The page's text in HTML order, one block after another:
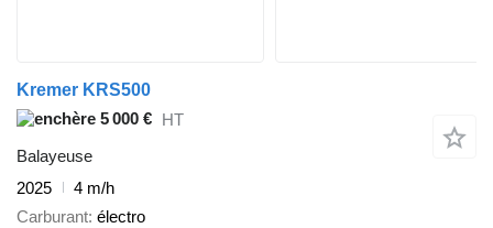
Kremer KRS500
5 000 € HT
Balayeuse
2025
4 m/h
Carburant électro